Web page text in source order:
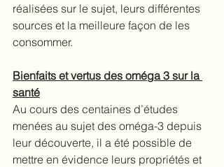
réalisées sur le sujet, leurs différentes
sources et la meilleure façon de les
consommer.
Bienfaits et vertus des oméga 3 sur la
santé
Au cours des centaines d’études
menées au sujet des oméga-3 depuis
leur découverte, il a été possible de
mettre en évidence leurs propriétés et